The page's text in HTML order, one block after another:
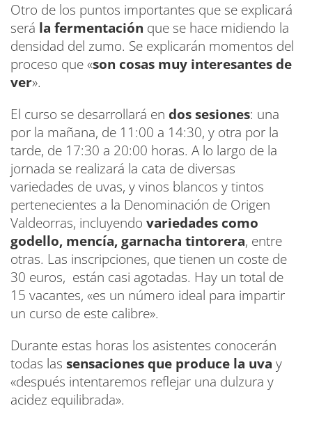
Otro de los puntos importantes que se explicará
será la fermentación que se hace midiendo la
densidad del zumo. Se explicarán momentos del
proceso que «son cosas muy interesantes de
ver».
El curso se desarrollará en dos sesiones: una
por la mañana, de 11:00 a 14:30, y otra por la
tarde, de 17:30 a 20:00 horas. A lo largo de la
jornada se realizará la cata de diversas
variedades de uvas, y vinos blancos y tintos
pertenecientes a la Denominación de Origen
Valdeorras, incluyendo variedades como
godello, mencía, garnacha tintorera, entre
otras. Las inscripciones, que tienen un coste de
30 euros, están casi agotadas. Hay un total de
15 vacantes, «es un número ideal para impartir
un curso de este calibre».
Durante estas horas los asistentes conocerán
todas las sensaciones que produce la uva y
«después intentaremos reflejar una dulzura y
acidez equilibrada».